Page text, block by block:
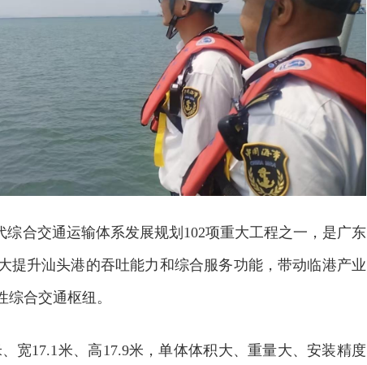
合交通运输体系发展规划102项重大工程之一，是广东
提升汕头港的吞吐能力和综合服务功能，带动临港产业
合交通枢纽。
宽17.1米、高17.9米，单体体积大、重量大、安装精度